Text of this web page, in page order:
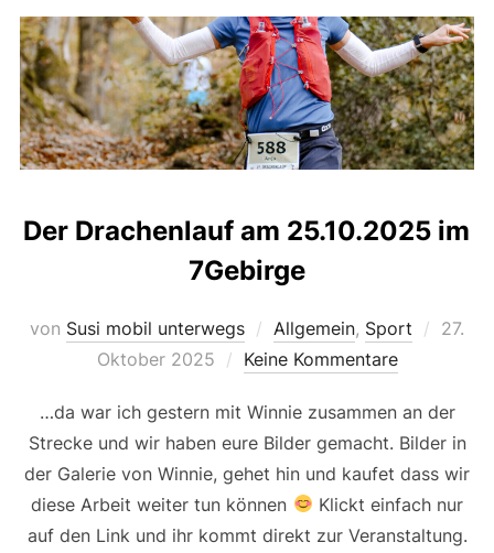
Der Drachenlauf am 25.10.2025 im
7Gebirge
von Susi mobil unterwegs Allgemein, Sport
27.
Oktober 2025
Keine Kommentare
…da war ich gestern mit Winnie zusammen an der
Strecke und wir haben eure Bilder gemacht. Bilder in
der Galerie von Winnie, gehet hin und kaufet dass wir
diese Arbeit weiter tun können
Klickt einfach nur
auf den Link und ihr kommt direkt zur Veranstaltung.